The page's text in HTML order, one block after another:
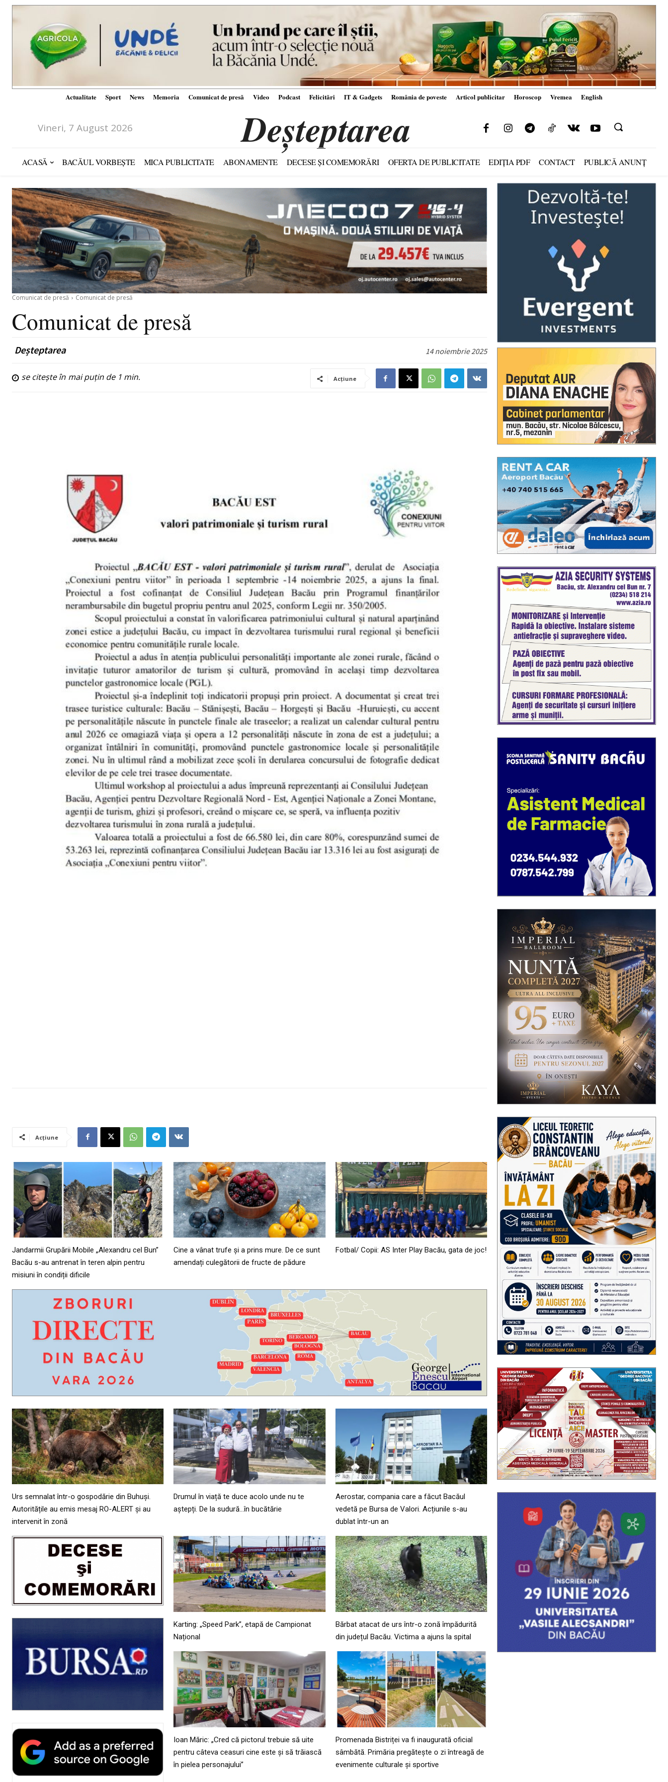
Actualitate Sport News Memoria Comunicat de presă Video Podcast Felicitări IT & Gadgets România de poveste Articol publicitar Horoscop Vremea English
Vineri, 7 August 2026 Deșteptarea
ACASĂ BACĂUL VORBEȘTE MICA PUBLICITATE ABONAMENTE DECESE ȘI COMEMORĂRI OFERTA DE PUBLICITATE EDIȚIA PDF CONTACT PUBLICĂ ANUNȚ
Comunicat de presă Comunicat de presă
Comunicat de presă
Deșteptarea 14 noiembrie 2025
se citește în mai puțin de 1 min. Acțiune
Acțiune
Jandarmii Grupării Mobile „Alexandru cel Bun”
Bacău s-au antrenat în teren alpin pentru
misiuni în condiții dificile
Cine a vânat trufe și a prins mure. De ce sunt
amendați culegătorii de fructe de pădure
Fotbal/ Copii: AS Inter Play Bacău, gata de joc!
Urs semnalat într-o gospodărie din Buhuși.
Autoritățile au emis mesaj RO-ALERT și au
intervenit în zonă
Drumul în viață te duce acolo unde nu te
aștepți. De la sudură…în bucătărie
Aerostar, compania care a făcut Bacăul
vedetă pe Bursa de Valori. Acțiunile s-au
dublat într-un an
Karting: „Speed Park”, etapă de Campionat
Național
Bărbat atacat de urs într-o zonă împădurită
din județul Bacău. Victima a ajuns la spital
Ioan Măric: „Cred că pictorul trebuie să uite
pentru câteva ceasuri cine este și să trăiască
în pielea personajului”
Promenada Bistriței va fi inaugurată oficial
sâmbătă. Primăria pregătește o zi întreagă de
evenimente culturale și sportive